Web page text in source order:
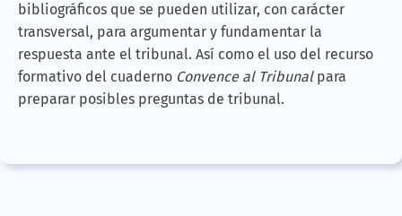
bibliográficos que se pueden utilizar, con carácter
transversal, para argumentar y fundamentar la
respuesta ante el tribunal. Así como el uso del recurso
formativo del cuaderno Convence al Tribunalpara
preparar posibles preguntas de tribunal.